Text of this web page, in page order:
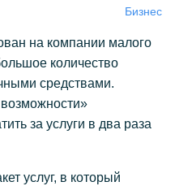
Бизнес
на компании малого
количество
средствами.
за услуги в два раза
услуг, в который